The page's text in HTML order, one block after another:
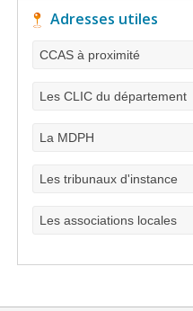
Adresses utiles
CCAS à proximité
Les CLIC du département
La MDPH
Les tribunaux d'instance
Les associations locales